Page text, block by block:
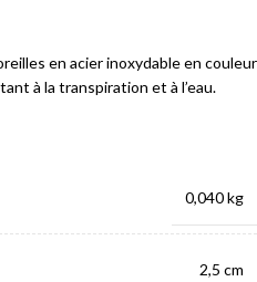
en acier inoxydable en couleur
à la transpiration et à l’eau.
0,040 kg
2,5 cm